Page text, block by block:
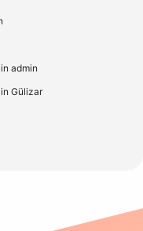
admin
Gülizar